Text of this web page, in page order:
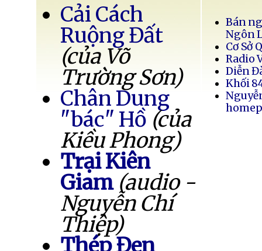
Cải Cách
Ruộng Đất
(của Võ
Trường Sơn)
Chân Dung
"bác" Hồ (của
Kiều Phong)
Trại Kiên
Giam (audio -
Nguyễn Chí
Thiệp)
Thép Đen
Bán
Ngôn
Cơ Sở
Radio
Diễn
Khối